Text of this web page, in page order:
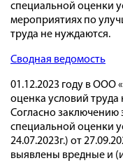
специальной оценки
мероприятиях по
труда не нуждаются.
Сводная ведомость
01.12.2023 году в ООО
оценка условий труда
Согласно заключению
специальной оценки
24.07.2023г.) от
выявлены вредные и